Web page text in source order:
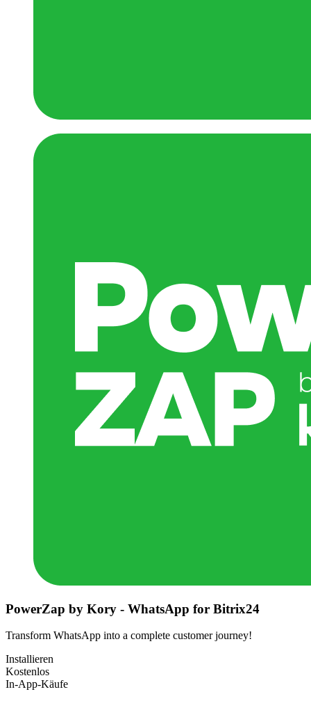
PowerZap by Kory - WhatsApp for Bitrix24
Transform WhatsApp into a complete customer journey!
Installieren
Kostenlos
In-App-Käufe